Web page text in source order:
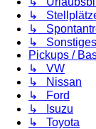
↳
↳
↳ Sonstiges
Pickups /
↳ VW
↳ Nissan
↳ Ford
↳ Isuzu
↳ Toyota